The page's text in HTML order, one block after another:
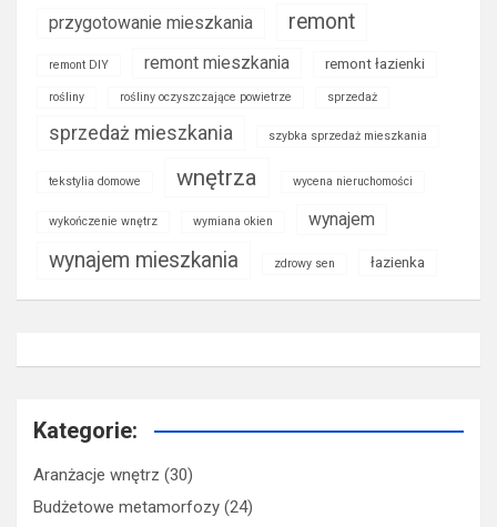
przygotowanie mieszkania remont
remont DIY remont mieszkania remont łazienki
rośliny rośliny oczyszczające powietrze sprzedaż
sprzedaż mieszkania szybka sprzedaż mieszkania
tekstylia domowe wnętrza wycena nieruchomości
wykończenie wnętrz wymiana okien wynajem
wynajem mieszkania zdrowy sen łazienka
Kategorie:
Aranżacje wnętrz (30)
Budżetowe metamorfozy (24)